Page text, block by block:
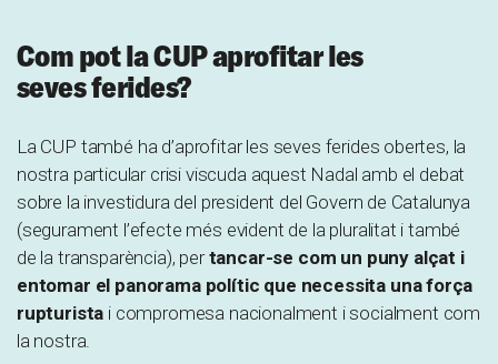
Com pot la CUP aprofitar les
seves ferides?
La CUP també ha d’aprofitar les seves ferides obertes, la
nostra particular crisi viscuda aquest Nadal amb el debat
sobre la investidura del president del Govern de Catalunya
(segurament l’efecte més evident de la pluralitat i també
de la transparència), pertancar-se com un puny alçat i
entomar el panorama polític que necessita una força
rupturista i compromesa nacionalment i socialment com
la nostra.